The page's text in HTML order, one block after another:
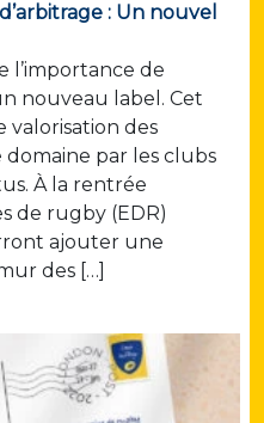
: Un nouvel
l’importance de
nouveau label. Cet
des
par les clubs
À la rentrée
de rugby (EDR)
ajouter une
des […]